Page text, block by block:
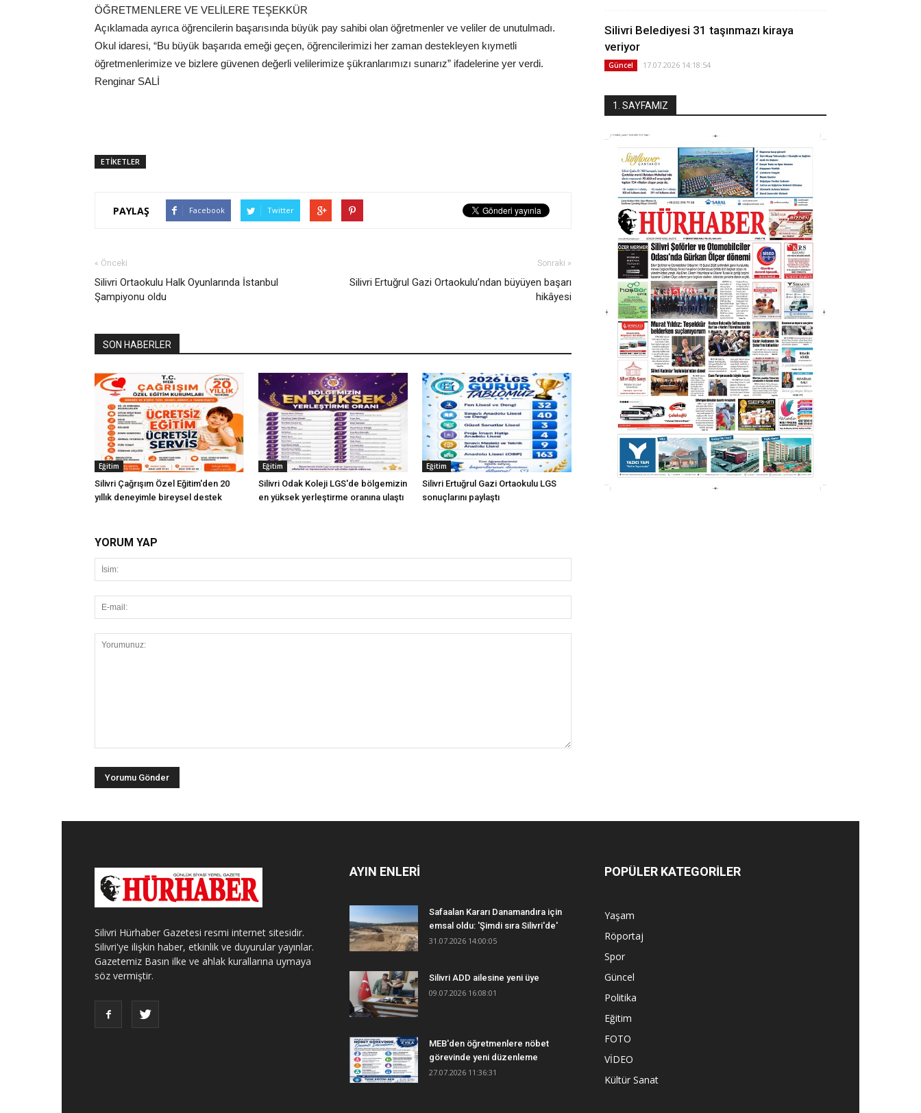
ÖĞRETMENLERE VE VELİLERE TEŞEKKÜR
Açıklamada ayrıca öğrencilerin başarısında büyük pay sahibi olan öğretmenler ve veliler de unutulmadı.
Okul idaresi, “Bu büyük başarıda emeği geçen, öğrencilerimizi her zaman destekleyen kıymetli
öğretmenlerimize ve bizlere güvenen değerli velilerimize şükranlarımızı sunarız” ifadelerine yer verdi.
Renginar SALİ
ETİKETLER
PAYLAŞ Facebook Twitter
« Önceki
Silivri Ortaokulu Halk Oyunlarında İstanbul
Şampiyonu oldu
Sonraki »
Silivri Ertuğrul Gazi Ortaokulu’ndan büyüyen başarı
hikâyesi
SON HABERLER
Eğitim
Silivri Çağrışım Özel Eğitim'den 20
yıllık deneyimle bireysel destek
Eğitim
Silivri Odak Koleji LGS'de bölgemizin
en yüksek yerleştirme oranına ulaştı
Eğitim
Silivri Ertuğrul Gazi Ortaokulu LGS
sonuçlarını paylaştı
YORUM YAP
Silivri Belediyesi 31 taşınmazı kiraya
veriyor
Güncel 17.07.2026 14:18:54
1. SAYFAMIZ
Silivri Hürhaber Gazetesi resmi internet sitesidir.
Silivri'ye ilişkin haber, etkinlik ve duyurular yayınlar.
Gazetemiz Basın ilke ve ahlak kurallarına uymaya
söz vermiştir.
AYIN ENLERİ
Safaalan Kararı Danamandıra için
emsal oldu: 'Şimdi sıra Silivri'de'
31.07.2026 14:00:05
Silivri ADD ailesine yeni üye
09.07.2026 16:08:01
MEB'den öğretmenlere nöbet
görevinde yeni düzenleme
27.07.2026 11:36:31
POPÜLER KATEGORİLER
Yaşam
Röportaj
Spor
Güncel
Politika
Eğitim
FOTO
VİDEO
Kültür Sanat